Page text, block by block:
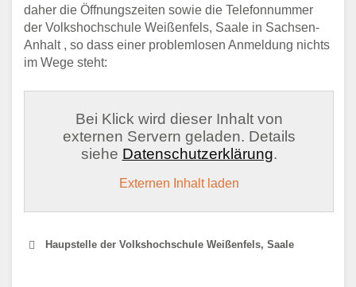
daher die Öffnungszeiten sowie die Telefonnummer
der Volkshochschule Weißenfels, Saale in Sachsen-
Anhalt , so dass einer problemlosen Anmeldung nichts
im Wege steht:
Bei Klick wird dieser Inhalt von
externen Servern geladen. Details
siehe Datenschutzerklärung.
Externen Inhalt laden
Haupstelle der Volkshochschule Weißenfels, Saale